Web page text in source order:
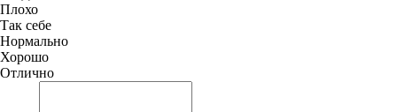
Плохо
Так себе
Нормально
Хорошо
Отлично